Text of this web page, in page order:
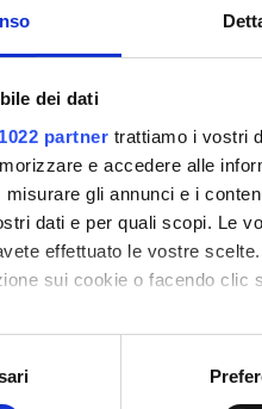
dei dati
partner trattiamo i vostri
e accedere alle
misurare gli annunci e i
dati e per quali scopi. Le
effettuato le vostre
sui cookie o facendo clic
vorremmo anche:
informazioni sulla tua